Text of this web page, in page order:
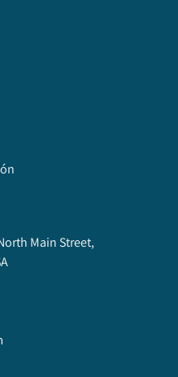
Main Street,